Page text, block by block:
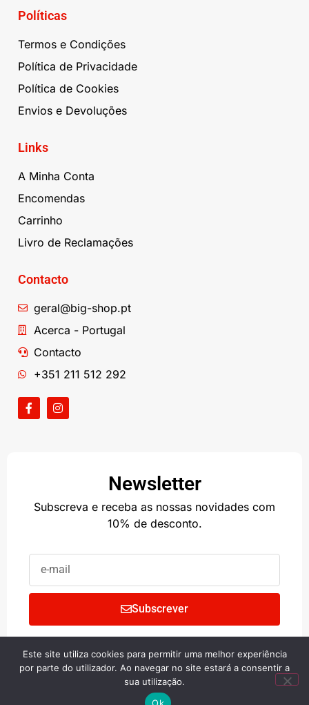
Políticas
Termos e Condições
Política de Privacidade
Política de Cookies
Envios e Devoluções
Links
A Minha Conta
Encomendas
Carrinho
Livro de Reclamações
Contacto
geral@big-shop.pt
Acerca - Portugal
Contacto
+351 211 512 292
Newsletter
Subscreva e receba as nossas novidades com
10% de desconto.
Subscrever
Copyright © 2024 • BIG SHOP
Este site utiliza cookies para permitir uma melhor experiência
por parte do utilizador. Ao navegar no site estará a consentir a
sua utilização.
Ok